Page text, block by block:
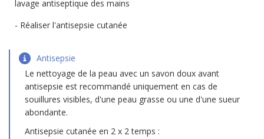
lavage antiseptique des mains
Réaliser l'antisepsie cutanée
Antisepsie
Le nettoyage de la peau avec un savon doux avant
antisepsie est recommandé uniquement en cas de
souillures visibles, d'une peau grasse ou une d'une sueur
abondante.
Antisepsie cutanée en 2 x 2 temps :